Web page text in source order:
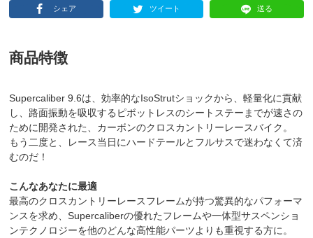
シェア ツイート 送る
商品特徴
Supercaliber 9.6は、効率的なIsoStrutショックから、軽量化に貢献
し、路面振動を吸収するピボットレスのシートステーまでが速さの
ために開発された、カーボンのクロスカントリーレースバイク。
もう二度と、レース当日にハードテールとフルサスで迷わなくて済
むのだ！
こんなあなたに最適
最高のクロスカントリーレースフレームが持つ驚異的なパフォーマ
ンスを求め、Supercaliberの優れたフレームや一体型サスペンショ
ンテクノロジーを他のどんな高性能パーツよりも重視する方に。